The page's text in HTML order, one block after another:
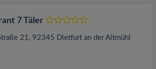
7 Täler
21, 92345 Dietfurt an der Altmühl